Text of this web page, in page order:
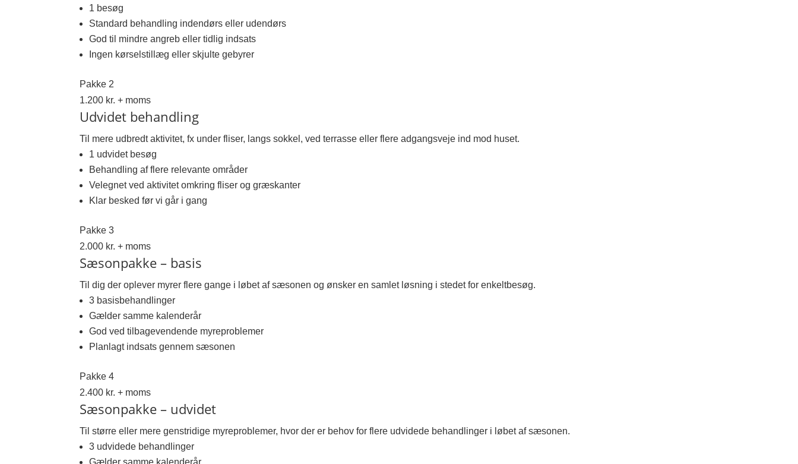
1 besøg
Standard behandling indendørs eller udendørs
God til mindre angreb eller tidlig indsats
Ingen kørselstillæg eller skjulte gebyrer
Pakke 2
1.200 kr. + moms
Udvidet behandling
Til mere udbredt aktivitet, fx under fliser, langs sokkel, ved terrasse eller flere adgangsveje ind mod huset.
1 udvidet besøg
Behandling af flere relevante områder
Velegnet ved aktivitet omkring fliser og græskanter
Klar besked før vi går i gang
Pakke 3
2.000 kr. + moms
Sæsonpakke – basis
Til dig der oplever myrer flere gange i løbet af sæsonen og ønsker en samlet løsning i stedet for enkeltbesøg.
3 basisbehandlinger
Gælder samme kalenderår
God ved tilbagevendende myreproblemer
Planlagt indsats gennem sæsonen
Pakke 4
2.400 kr. + moms
Sæsonpakke – udvidet
Til større eller mere genstridige myreproblemer, hvor der er behov for flere udvidede behandlinger i løbet af sæsonen.
3 udvidede behandlinger
Gælder samme kalenderår